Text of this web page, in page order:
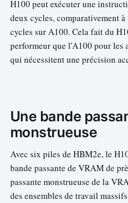
H100 peut exécuter une
deux cycles, comparativement
cycles sur A100. Cela fait du
performeur que l'A100 pour
qui nécessitent une précision
Une bande
monstrueuse
Avec six piles de HBM2e, le
bande passante de VRAM de
passante monstrueuse de la
des ensembles de travail